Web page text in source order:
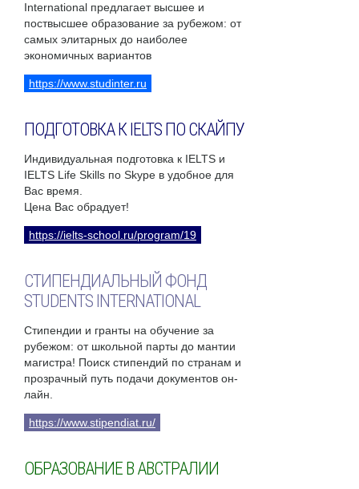
International предлагает высшее и
поствысшее образование за рубежом: от
самых элитарных до наиболее
экономичных вариантов
https://www.studinter.ru
ПОДГОТОВКА К IELTS ПО СКАЙПУ
Индивидуальная подготовка к IELTS и
IELTS Life Skills по Skype в удобное для
Вас время.
Цена Вас обрадует!
https://ielts-school.ru/program/19
СТИПЕНДИАЛЬНЫЙ ФОНД
STUDENTS INTERNATIONAL
Стипендии и гранты на обучение за
рубежом: от школьной парты до мантии
магистра! Поиск стипендий по странам и
прозрачный путь подачи документов он-
лайн.
https://www.stipendiat.ru/
ОБРАЗОВАНИЕ В АВСТРАЛИИ